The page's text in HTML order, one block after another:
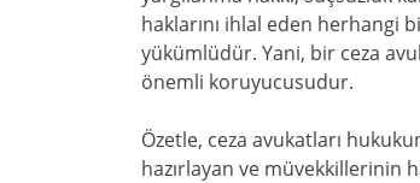
haklarını ihlal eden herhangi
yükümlüdür. Yani, bir ceza
önemli koruyucusudur.
Özetle, ceza avukatları
hazırlayan ve müvekkillerinin